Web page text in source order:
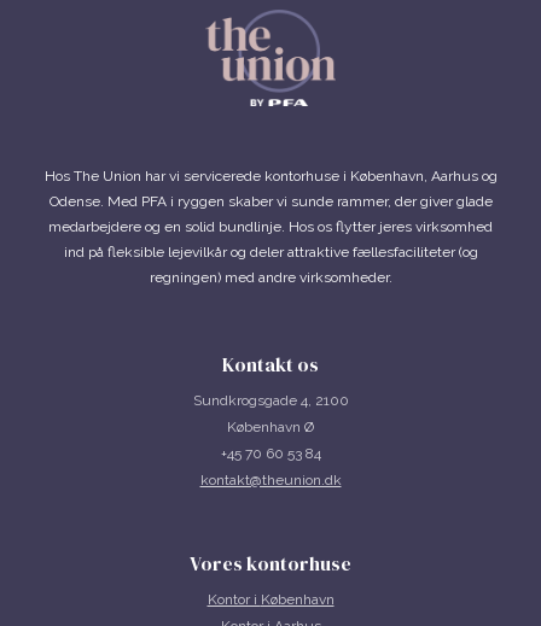
Hos The Union har vi servicerede kontorhuse i København, Aarhus og
Odense. Med PFA i ryggen skaber vi sunde rammer, der giver glade
medarbejdere og en solid bundlinje. Hos os flytter jeres virksomhed
ind på fleksible lejevilkår og deler attraktive fællesfaciliteter (og
regningen) med andre virksomheder.
Kontakt os
Sundkrogsgade 4, 2100
København Ø
+45 70 60 53 84
kontakt@theunion.dk
Vores kontorhuse
Kontor i København